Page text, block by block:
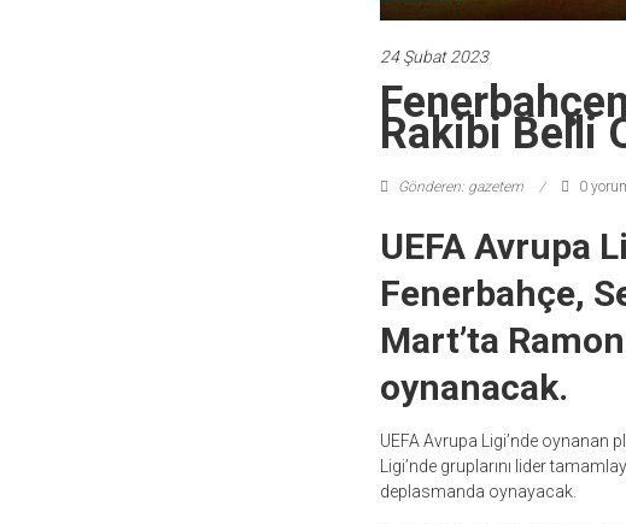
24 Şubat 2023
Rakibi Belli
Gönderen: gazetem 0
UEFA Avrupa
Fenerbahçe,
Mart’ta
oynanacak.
UEFA Avrupa Ligi’nde oynanan
Ligi’nde gruplarını lider
deplasmanda oynayacak.